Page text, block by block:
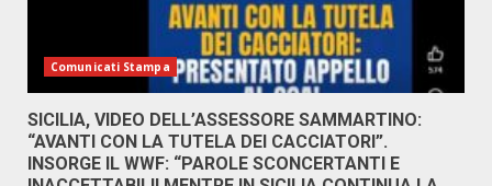
Comunicati Stampa
SICILIA, VIDEO DELL’ASSESSORE SAMMARTINO:
“AVANTI CON LA TUTELA DEI CACCIATORI”.
INSORGE IL WWF: “PAROLE SCONCERTANTI E